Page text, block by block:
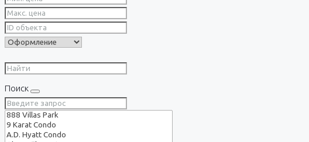
Поиск